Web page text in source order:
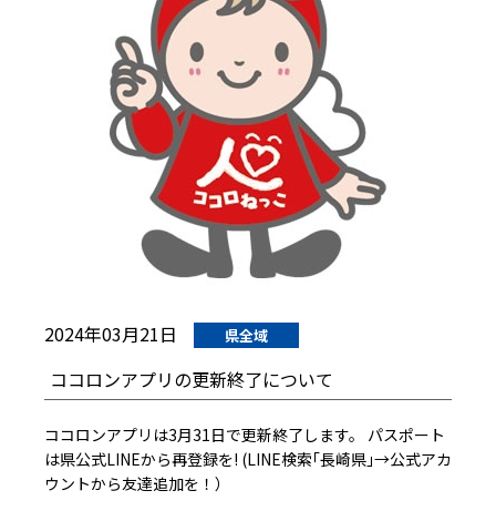
2024年03月21日 県全域
ココロンアプリの更新終了について
ココロンアプリは3月31日で更新終了します。 パスポート
は県公式LINEから再登録を! (LINE検索｢長崎県｣→公式アカ
ウントから友達追加を！）